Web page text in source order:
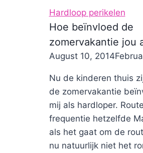
Hardloop perikelen
Hoe beïnvloed de
zomervakantie jou
ByNicole
August 10, 2014
Nu de kinderen thuis
de zomervakantie
mij als hardloper.
frequentie hetzelfde
als het gaat om de
nu natuurlijk niet het